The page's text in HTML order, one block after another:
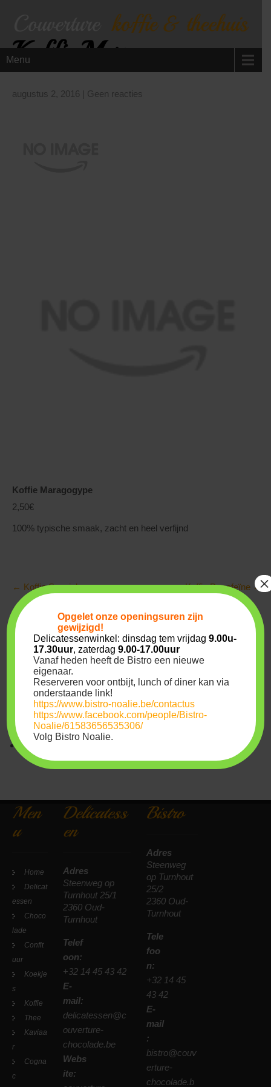
Menu
Koffie Maragogype
augustus 2, 2016 Geen reacties
Koffie Maragogype
2,50€
100% typische smaak, zacht en heel verfijnd
Post
navigation
← Koffie Special Koffie Decafeïne →
Archives
juli 2022
maart 2020
Meta
Login
Men
u
Home
Delicat
essen
Choco
lade
Confit
uur
Koekje
s
Koffie
Thee
Kaviaa
r
Cogna
c
Delicatess
en
Adres
Steenweg op
Turnhout 25/1
2360 Oud-
Turnhout
Telef
oon:
+32 14 45 43 42
E-
mail:
delicatessen@c
ouverture-
chocolade.be
Webs
ite:
Bistro
Adres
Steenweg
op Turnhout
25/2
2360 Oud-
Turnhout
Tele
foo
n:
+32 14 45
43 42
E-
mail
:
bistro@couv
erture-
chocolade.b
Opgelet onzeopeningsuren zijn
gewijzigd!
Delicatessenwinkel: dinsdag tem vrijdag9.00u-
17.30uur, zaterdag9.00-17.00uur
Vanaf heden heeft de Bistro een nieuwe
eigenaar.
Reserveren voor ontbijt, lunch of diner kan via
onderstaande link!
https://www.bistro-noalie.be/contactus
https://www.facebook.com/people/Bistro-
Noalie/61583656535306/
Volg Bistro Noalie.
×